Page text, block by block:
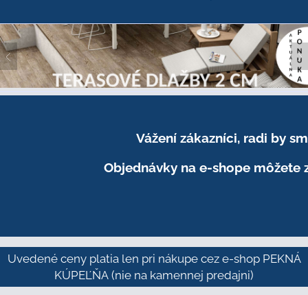
Vážení zákazníci, radi by
Objednávky na e-shope môžete
Uvedené ceny platia len pri nákupe cez e-shop PEKNÁ
KÚPEĽŇA (nie na kamennej predajni)